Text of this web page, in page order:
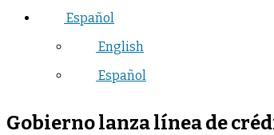
Español
English
Español
Gobierno lanza línea de